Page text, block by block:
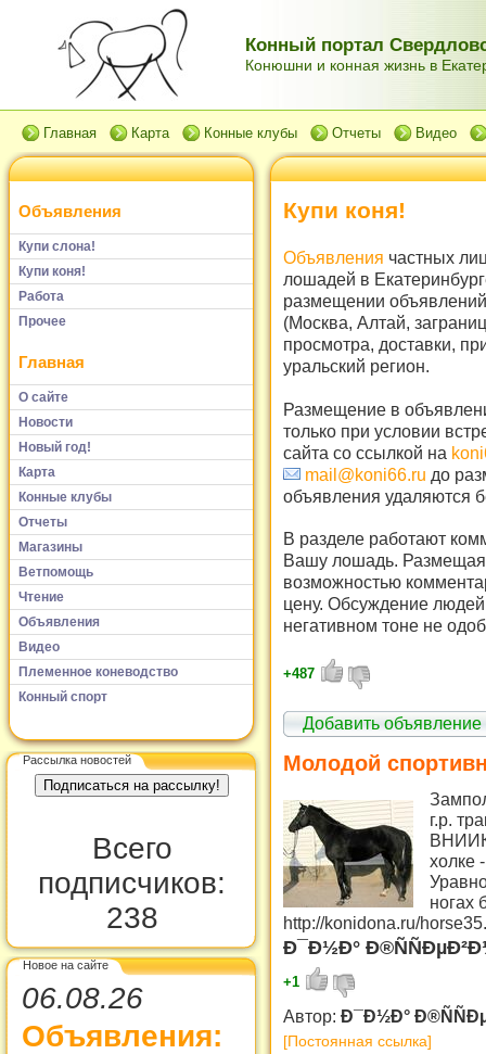
Конный портал
Конюшни и конная жизнь в
Главная Карта Конные клубы Отчеты Видео
Объявления
Купи слона!
Купи коня!
Работа
Прочее
Главная
О сайте
Новости
Новый год!
Карта
Конные клубы
Отчеты
Магазины
Ветпомощь
Чтение
Объявления
Видео
Племенное коневодство
Конный спорт
Рассылка новостей
Всего
подписчиков:
238
Новое на сайте
06.08.26
Объявления:
Купи коня!
Объявления частных
лошадей в
размещении
(Москва, Алтай,
просмотра, доставки,
уральский регион.
Размещение в
только при условии
сайта со ссылкой на
mail@koni66.ru до
объявления удаляются
В разделе работают
Вашу лошадь. Размещая
возможностью
цену. Обсуждение
негативном тоне не
+487
Добавить объявление
Молодой
г.р.
ВНИИК
холке
ногах
http://konidona.ru/
Ð¯Ð½Ð°
+1
Автор: Ð¯Ð½Ð°
[Постоянная ссылка]